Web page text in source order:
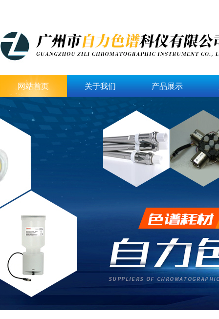
网站首页 关于我们 产品展示